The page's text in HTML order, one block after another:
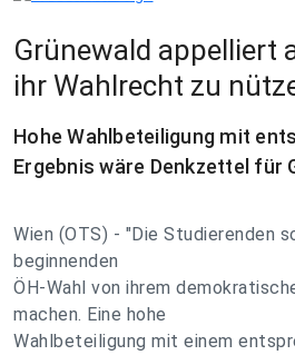
Grünewald appelliert
ihr Wahlrecht zu
Hohe Wahlbeteiligung mit
Ergebnis wäre Denkzettel für
Wien (OTS) - "Die Studierenden
beginnenden
ÖH-Wahl von ihrem
machen. Eine hohe
Wahlbeteiligung mit einem